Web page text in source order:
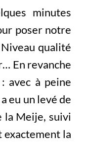
minutes
poser notre
qualité
En revanche
avec à peine
eu un levé de
la Meije, suivi
exactement la